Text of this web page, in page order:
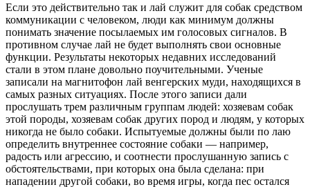
Если это действительно так и лай служит для собак средством
коммуникации с человеком, люди как минимум должны
понимать значение посылаемых им голосовых сигналов. В
противном случае лай не будет выполнять свои основные
функции. Результаты некоторых недавних исследований
стали в этом плане довольно поучительными. Ученые
записали на магнитофон лай венгерских муди, находящихся в
самых разных ситуациях. После этого записи дали
прослушать трем различным группам людей: хозяевам собак
этой породы, хозяевам собак других пород и людям, у которых
никогда не было собаки. Испытуемые должны были по лаю
определить внутреннее состояние собаки — например,
радость или агрессию, и соотнести прослушанную запись с
обстоятельствами, при которых она была сделана: при
нападении другой собаки, во время игры, когда пес остался